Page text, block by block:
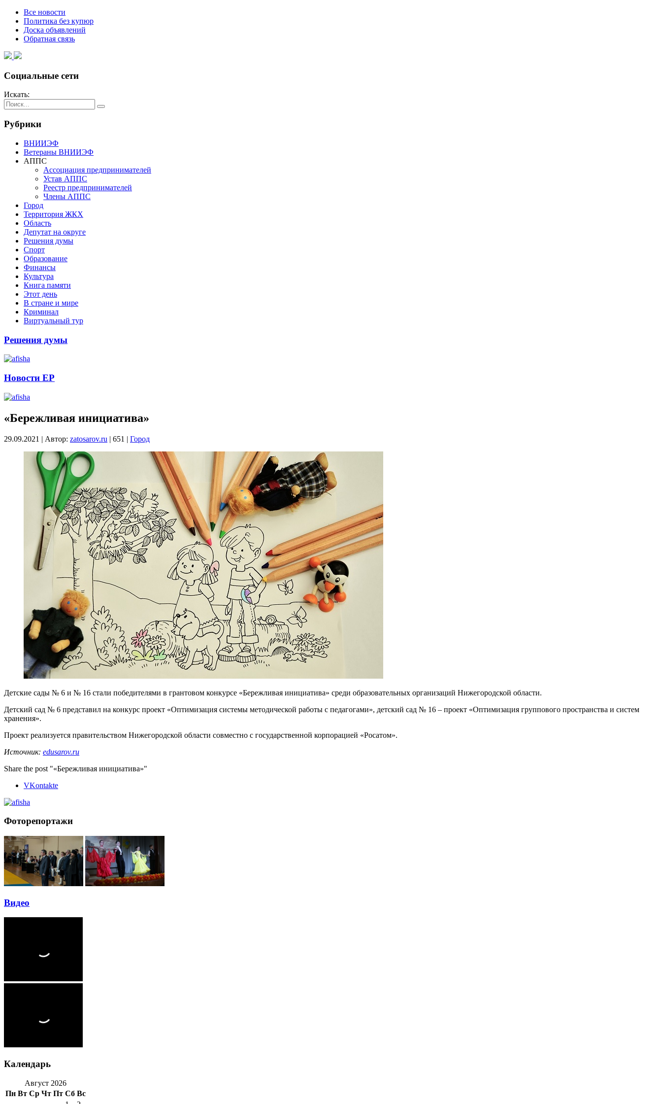
Все новости
Политика без купюр
Доска объявлений
Обратная связь
Социальные сети
Искать:
Рубрики
ВНИИЭФ
Ветераны ВНИИЭФ
АППС
Ассоциация предпринимателей
Устав АППС
Реестр предпринимателей
Члены АППС
Город
Территория ЖКХ
Область
Депутат на округе
Решения думы
Спорт
Образование
Финансы
Культура
Книга памяти
Этот день
В стране и мире
Криминал
Виртуальный тур
Решения думы
Новости ЕР
«Бережливая инициатива»
29.09.2021 | Автор: zatosarov.ru | 651 | Город
Детские сады № 6 и № 16 стали победителями в грантовом конкурсе «Бережливая инициатива» среди образовательных организаций Нижегородской области.
Детский сад № 6 представил на конкурс проект «Оптимизация системы методической работы с педагогами», детский сад № 16 – проект «Оптимизация группового пространства и систем
хранения».
Проект реализуется правительством Нижегородской области совместно с государственной корпорацией «Росатом».
Источник: edusarov.ru
Share the post "«Бережливая инициатива»"
VKontakte
Фоторепортажи
Видео
Календарь
Август 2026
Пн Вт Ср Чт Пт Сб Вс